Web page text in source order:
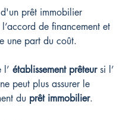
prêt immobilier
de financement et
une part du coût.
l’ établissement prêteur si l’
peut plus assurer le
du prêt immobilier.